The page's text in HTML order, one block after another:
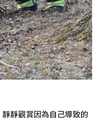
靜觀賞因為自己導致的